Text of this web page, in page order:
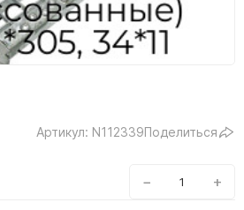
Артикул: N112339Поделиться
− +